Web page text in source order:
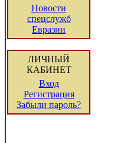
Новости
спецслужб
Евразии
ЛИЧНЫЙ
КАБИНЕТ
Вход
Регистрация
Забыли пароль?